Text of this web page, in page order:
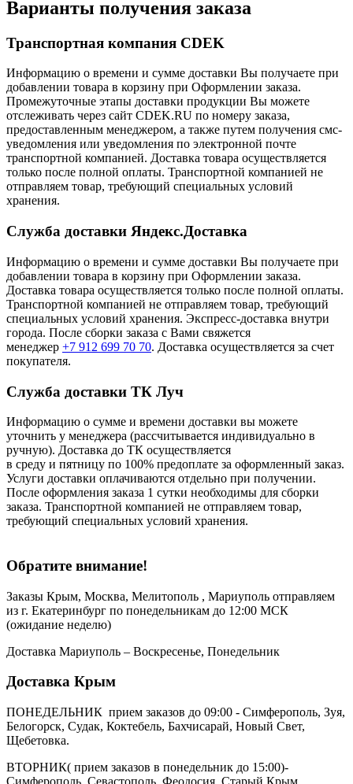
Варианты получения заказа
Транспортная компания CDEK
Информацию о времени и сумме доставки Вы получаете при
добавлении товара в корзину при Оформлении заказа.
Промежуточные этапы доставки продукции Вы можете
отслеживать через сайт CDEK.RU по номеру заказа,
предоставленным менеджером, а также путем получения смс-
уведомления или уведомления по электронной почте
транспортной компанией. Доставка товара осуществляется
только после полной оплаты. Транспортной компанией не
отправляем товар, требующий специальных условий
хранения.
Служба доставки Яндекс.Доставка
Информацию о времени и сумме доставки Вы получаете при
добавлении товара в корзину при Оформлении заказа.
Доставка товара осуществляется только после полной оплаты.
Транспортной компанией не отправляем товар, требующий
специальных условий хранения. Экспресс-доставка внутри
города. После сборки заказа с Вами свяжется
менеджер +7 912 699 70 70. Доставка осуществляется за счет
покупателя.
Служба доставки ТК Луч
Информацию о сумме и времени доставки вы можете
уточнить у менеджера (рассчитывается индивидуально в
ручную). Доставка до ТК осуществляется
в среду и пятницу по 100% предоплате за оформленный заказ.
Услуги доставки оплачиваются отдельно при получении.
После оформления заказа 1 сутки необходимы для сборки
заказа. Транспортной компанией не отправляем товар,
требующий специальных условий хранения.
Обратите внимание!
Заказы Крым, Москва, Мелитополь , Мариуполь отправляем
из г. Екатеринбург по понедельникам до 12:00 МСК
(ожидание неделю)
Доставка Мариуполь – Воскресенье, Понедельник
Доставка Крым
ПОНЕДЕЛЬНИК прием заказов до 09:00 - Симферополь, Зуя,
Белогорск, Судак, Коктебель, Бахчисарай, Новый Свет,
Щебетовка.
ВТОРНИК( прием заказов в понедельник до 15:00)-
Симферополь, Севастополь, Феодосия, Старый Крым,